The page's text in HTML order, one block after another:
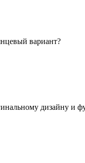
вариант?
дизайну и